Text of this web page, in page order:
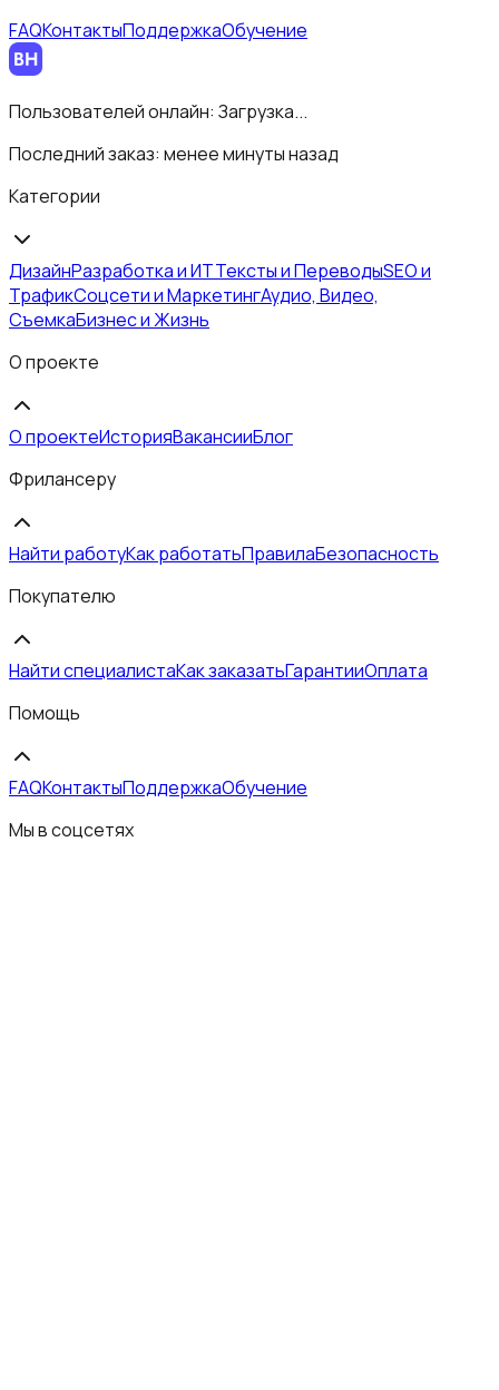
FAQКонтактыПоддержкаОбучение
Пользователей онлайн: Загрузка...
Последний заказ: менее минуты назад
Категории
ДизайнРазработка и ИТТексты и ПереводыSEO и
ТрафикСоцсети и МаркетингАудио, Видео,
СъемкаБизнес и Жизнь
О проекте
О проектеИсторияВакансииБлог
Фрилансеру
Найти работуКак работатьПравилаБезопасность
Покупателю
Найти специалистаКак заказатьГарантииОплата
Помощь
FAQКонтактыПоддержкаОбучение
Мы в соцсетях